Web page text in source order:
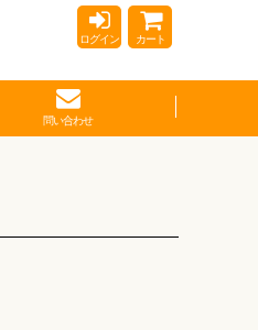
ログイン カート
問い合わせ